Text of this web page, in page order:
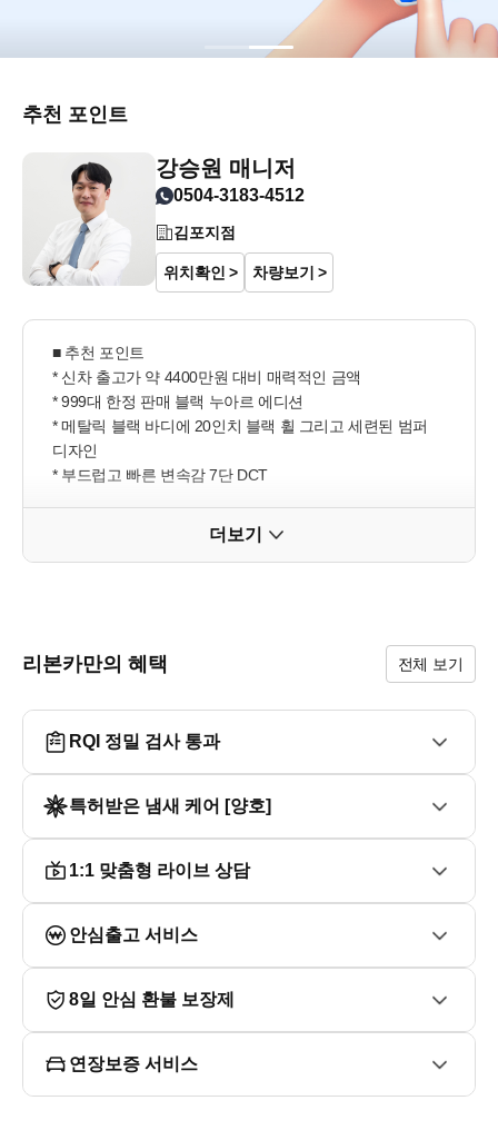
추천 포인트
강승원 매니저
0504-3183-4512
김포지점
위치확인 차량보기
■ 추천 포인트
* 신차 출고가 약 4400만원 대비 매력적인 금액
* 999대 한정 판매 블랙 누아르 에디션
* 메탈릭 블랙 바디에 20인치 블랙 휠 그리고 세련된 범퍼
디자인
* 부드럽고 빠른 변속감 7단 DCT
* 흔하지 않은 프리미엄 SUV !
* 스마트키 2개를 보유 하고 있습니다.
■ 제조사 보증[엔진/미션] 잔존하고 있으며 리본케어 플러스
(연장보증 서비스) 가입으로 케어 받아보실 수 있는 차량입
■ 거리가 멀어 방문이 어려우실 때 집이나 직장에서 편하게
■ 리본카 만의 혜택
- 안심 환불 보장 (차량 대금 완납기준)
→ 8일 이내, 800km 미만 전액 환불가능 (탁송료, 주유비 제
- 대차 구입시 차량 금액 30만원 할인
- 연장보증 서비스 (180일, 주행거리 무제한)
■ 안심출고 서비스 무상 제공
- 베테랑 정비사가 차량 출고 전 차량상태 반복 점검
- 출고 직전 피톤치드 항균 탈취 추가 실시
더보기
리본카만의 혜택 전체 보기
RQI 정밀 검사 통과
특허받은 냄새 케어 [양호]
1:1 맞춤형 라이브 상담
안심출고 서비스
8일 안심 환불 보장제
연장보증 서비스